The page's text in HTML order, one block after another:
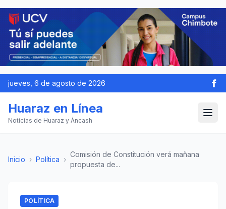
jueves, 6 de agosto de 2026
Huaraz en Línea
Noticias de Huaraz y Áncash
Inicio › Política ›
Comisión de Constitución verá mañana
propuesta de...
POLÍTICA